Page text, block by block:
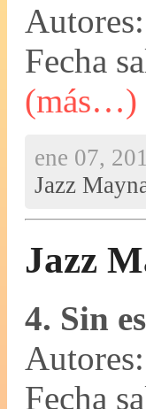
Autores:
Fecha
(más…)
ene 07,
Jazz
Jazz
4. Sin
Autores:
Fecha